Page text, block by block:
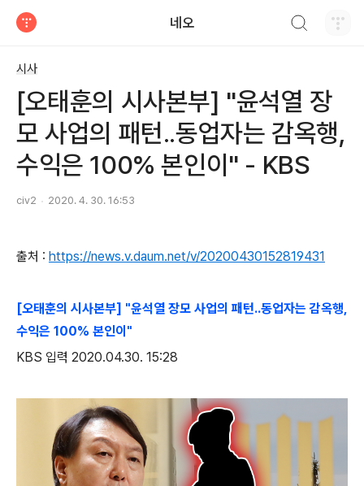
네오
시사
[오태훈의 시사본부] "윤석열 장
모 사업의 패턴..동업자는 감옥행,
수익은 100% 본인이" - KBS
civ2 2020. 4. 30. 16:53
출처 : https://news.v.daum.net/v/20200430152819431
[오태훈의 시사본부] "윤석열 장모 사업의 패턴..동업자는 감옥행,
수익은 100% 본인이"
KBS 입력 2020.04.30. 15:28